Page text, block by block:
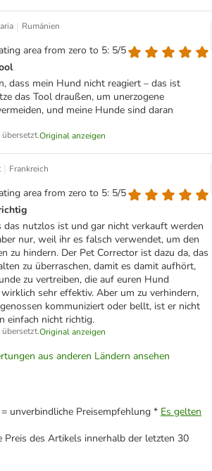
| Rumänien
area from zero to 5: 5/5
dass mein Hund nicht reagiert – das ist
das Tool draußen, um unerzogene
und meine Hunde sind daran
Original anzeigen
| Frankreich
area from zero to 5: 5/5
das nutzlos ist und gar nicht verkauft werden
nur, weil ihr es falsch verwendet, um den
zu hindern. Der Pet Corrector ist dazu da, das
zu überraschen, damit es damit aufhört,
zu vertreiben, die auf euren Hund
sehr effektiv. Aber um zu verhindern,
kommuniziert oder bellt, ist er nicht
einfach nicht richtig.
Original anzeigen
aus anderen Ländern ansehen
unverbindliche Preisempfehlung * Es gelten
Preis des Artikels innerhalb der letzten 30